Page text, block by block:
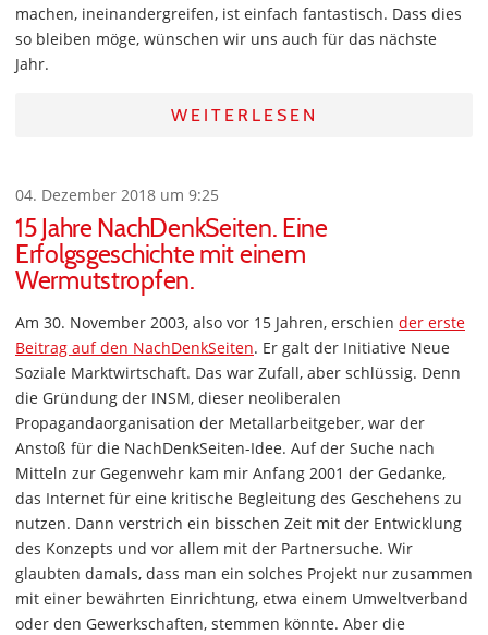
machen, ineinandergreifen, ist einfach fantastisch. Dass dies
so bleiben möge, wünschen wir uns auch für das nächste
Jahr.
WEITERLESEN
04. Dezember 2018 um 9:25
15 Jahre NachDenkSeiten. Eine
Erfolgsgeschichte mit einem
Wermutstropfen.
Am 30. November 2003, also vor 15 Jahren, erschien der erste
Beitrag auf den NachDenkSeiten. Er galt der Initiative Neue
Soziale Marktwirtschaft. Das war Zufall, aber schlüssig. Denn
die Gründung der INSM, dieser neoliberalen
Propagandaorganisation der Metallarbeitgeber, war der
Anstoß für die NachDenkSeiten-Idee. Auf der Suche nach
Mitteln zur Gegenwehr kam mir Anfang 2001 der Gedanke,
das Internet für eine kritische Begleitung des Geschehens zu
nutzen. Dann verstrich ein bisschen Zeit mit der Entwicklung
des Konzepts und vor allem mit der Partnersuche. Wir
glaubten damals, dass man ein solches Projekt nur zusammen
mit einer bewährten Einrichtung, etwa einem Umweltverband
oder den Gewerkschaften, stemmen könnte. Aber die